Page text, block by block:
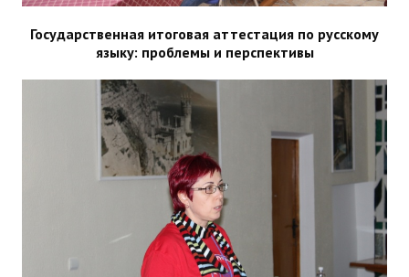
Государственная итоговая аттестация по русскому
языку: проблемы и перспективы